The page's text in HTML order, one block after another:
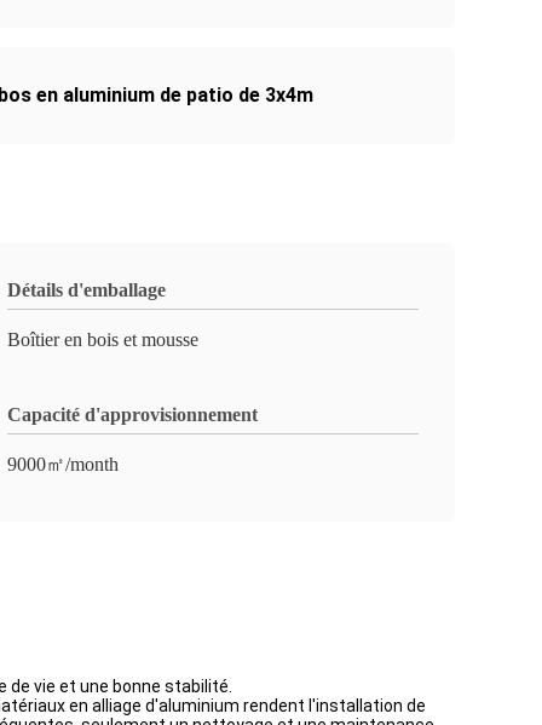
en aluminium de patio de 3x4m
Détails d'emballage
Boîtier en bois et mousse
Capacité d'approvisionnement
9000㎡/month
de vie et une bonne stabilité.
en alliage d'aluminium rendent l'installation de